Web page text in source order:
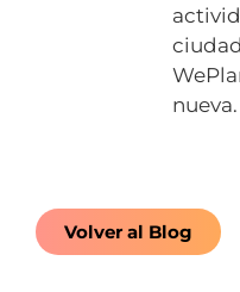
nueva.
Volver al Blog